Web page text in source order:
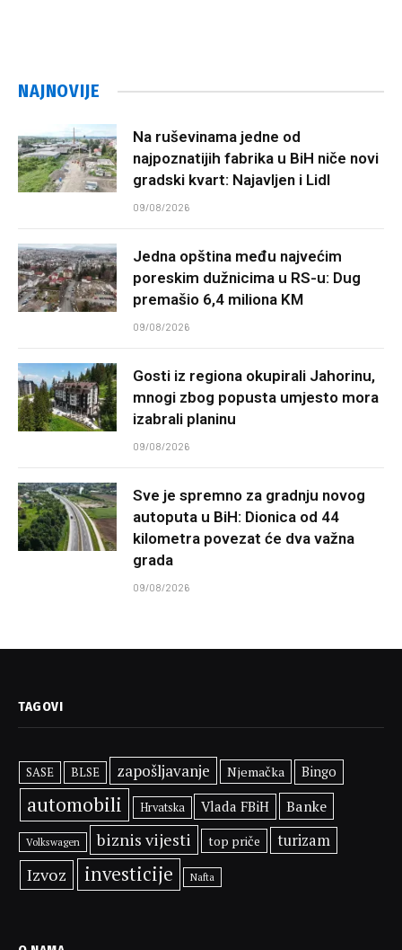
NAJNOVIJE
Na ruševinama jedne od
najpoznatijih fabrika u BiH niče novi
gradski kvart: Najavljen i Lidl
09/08/2026
Jedna opština među najvećim
poreskim dužnicima u RS-u: Dug
premašio 6,4 miliona KM
09/08/2026
Gosti iz regiona okupirali Jahorinu,
mnogi zbog popusta umjesto mora
izabrali planinu
09/08/2026
Sve je spremno za gradnju novog
autoputa u BiH: Dionica od 44
kilometra povezat će dva važna
grada
09/08/2026
TAGOVI
SASE BLSE zapošljavanje Njemačka Bingo
automobili Hrvatska Vlada FBiH Banke
Volkswagen biznis vijesti top priče turizam
Izvoz investicije Nafta